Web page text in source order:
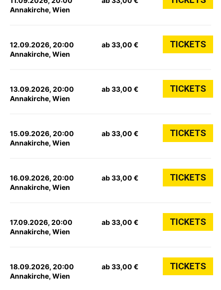
Annakirche, Wien
12.09.2026, 20:00
Annakirche, Wien
ab 33,00 € TICKETS
13.09.2026, 20:00
Annakirche, Wien
ab 33,00 € TICKETS
15.09.2026, 20:00
Annakirche, Wien
ab 33,00 € TICKETS
16.09.2026, 20:00
Annakirche, Wien
ab 33,00 € TICKETS
17.09.2026, 20:00
Annakirche, Wien
ab 33,00 € TICKETS
18.09.2026, 20:00
Annakirche, Wien
ab 33,00 € TICKETS